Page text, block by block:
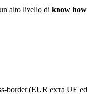
alto livello di know how
border (EUR extra UE